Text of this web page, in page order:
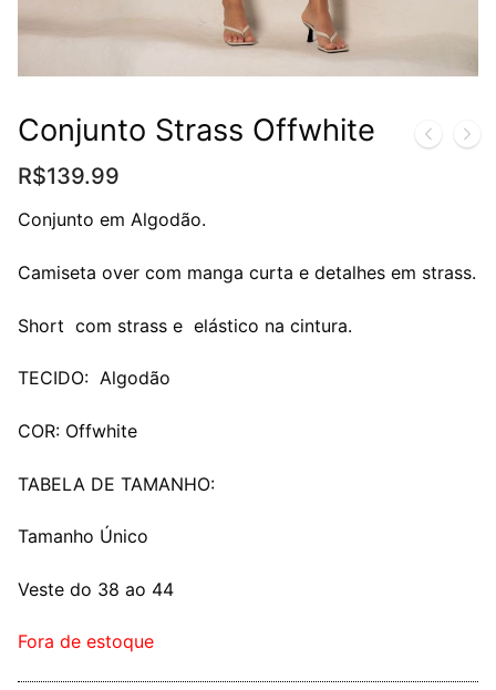
Conjunto Strass Offwhite
R$139.99
Conjunto em Algodão.
Camiseta over com manga curta e detalhes em strass.
Short com strass e elástico na cintura.
TECIDO: Algodão
COR: Offwhite
TABELA DE TAMANHO:
Tamanho Único
Veste do 38 ao 44
Fora de estoque